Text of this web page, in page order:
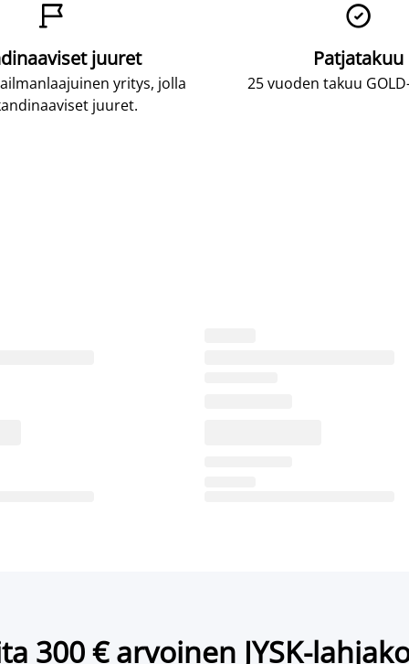

juuret
yritys, jolla
juuret.

Patjatakuu
25 vuoden takuu
300 € arvoinen JYSK-